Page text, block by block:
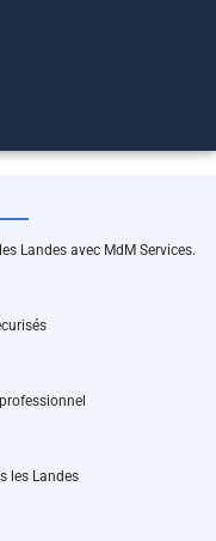
Landes avec MdM Services.
les Landes